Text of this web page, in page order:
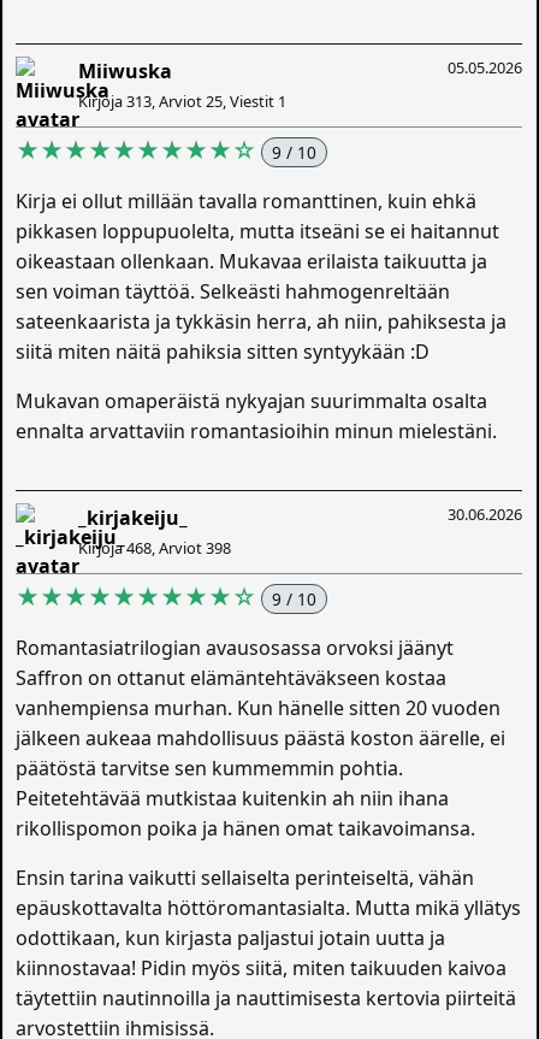
05.05.2026
Miiwuska
Kirjoja 313, Arviot 25, Viestit 1
★★★★★★★★★☆ 9 / 10
Kirja ei ollut millään tavalla romanttinen, kuin ehkä
pikkasen loppupuolelta, mutta itseäni se ei haitannut
oikeastaan ollenkaan. Mukavaa erilaista taikuutta ja
sen voiman täyttöä. Selkeästi hahmogenreltään
sateenkaarista ja tykkäsin herra, ah niin, pahiksesta ja
siitä miten näitä pahiksia sitten syntyykään :D
Mukavan omaperäistä nykyajan suurimmalta osalta
ennalta arvattaviin romantasioihin minun mielestäni.
30.06.2026
_kirjakeiju_
Kirjoja 468, Arviot 398
★★★★★★★★★☆ 9 / 10
Romantasiatrilogian avausosassa orvoksi jäänyt
Saffron on ottanut elämäntehtäväkseen kostaa
vanhempiensa murhan. Kun hänelle sitten 20 vuoden
jälkeen aukeaa mahdollisuus päästä koston äärelle, ei
päätöstä tarvitse sen kummemmin pohtia.
Peitetehtävää mutkistaa kuitenkin ah niin ihana
rikollispomon poika ja hänen omat taikavoimansa.
Ensin tarina vaikutti sellaiselta perinteiseltä, vähän
epäuskottavalta höttöromantasialta. Mutta mikä yllätys
odottikaan, kun kirjasta paljastui jotain uutta ja
kiinnostavaa! Pidin myös siitä, miten taikuuden kaivoa
täytettiin nautinnoilla ja nauttimisesta kertovia piirteitä
arvostettiin ihmisissä.